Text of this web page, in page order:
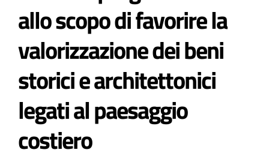
Partecipa
Comuni
Atti e Docunenti
Notizie
allo scopo di favorire la
valorizzazione dei beni
storici e architettonici
legati al paesaggio
costiero​